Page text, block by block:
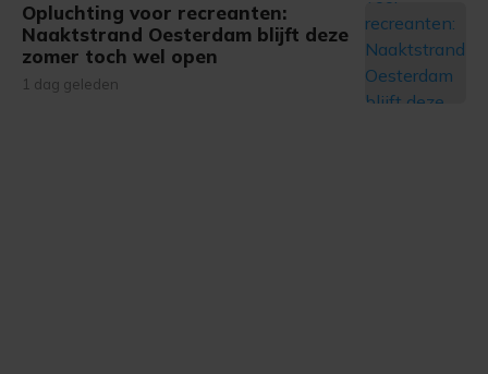
Opluchting voor recreanten:
Naaktstrand Oesterdam blijft deze
zomer toch wel open
1 dag geleden